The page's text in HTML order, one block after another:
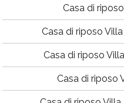
Casa di
Casa di riposo
Casa di riposo
Casa di riposo